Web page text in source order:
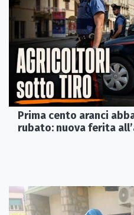
Prima cento aranci
rubato: nuova ferita